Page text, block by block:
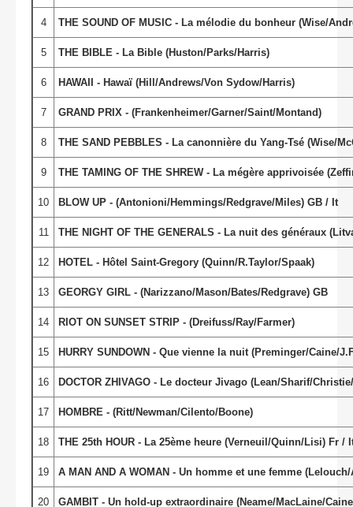
4 THE SOUND OF MUSIC - La mélodie du bonheur (Wise/
5 THE BIBLE - La Bible (Huston/Parks/Harris)
6 HAWAII - Hawaï (Hill/Andrews/Von Sydow/Harris)
7 GRAND PRIX - (Frankenheimer/Garner/Saint/Montand)
8 THE SAND PEBBLES - La canonnière du Yang-Tsé (Wise/
9 THE TAMING OF THE SHREW - La mégère apprivoisée
10 BLOW UP - (Antonioni/Hemmings/Redgrave/Miles) GB / It
11 THE NIGHT OF THE GENERALS - La nuit des généraux
12 HOTEL - Hôtel Saint-Gregory (Quinn/R.Taylor/Spaak)
13 GEORGY GIRL - (Narizzano/Mason/Bates/Redgrave) GB
14 RIOT ON SUNSET STRIP - (Dreifuss/Ray/Farmer)
15 HURRY SUNDOWN - Que vienne la nuit (Preminger/Caine/
16 DOCTOR ZHIVAGO - Le docteur Jivago (Lean/Sharif/
17 HOMBRE - (Ritt/Newman/Cilento/Boone)
18 THE 25th HOUR - La 25ème heure (Verneuil/Quinn/Lisi) Fr /
19 A MAN AND A WOMAN - Un homme et une femme
20 GAMBIT - Un hold-up extraordinaire (Neame/MacLaine/